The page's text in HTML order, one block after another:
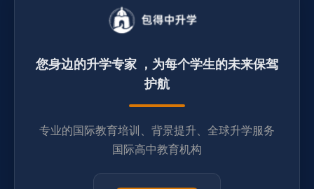
您身边的升学专家 ，为每个学生的未来保驾
护航
专业的国际教育培训、背景提升、全球升学服务
国际高中教育机构